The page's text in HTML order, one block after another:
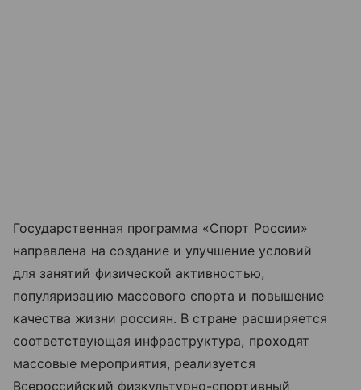
Государственная программа «Спорт России»
направлена на создание и улучшение условий
для занятий физической активностью,
популяризацию массового спорта и повышение
качества жизни россиян. В стране расширяется
соответствующая инфраструктура, проходят
массовые мероприятия, реализуется
Всероссийский физкультурно-спортивный